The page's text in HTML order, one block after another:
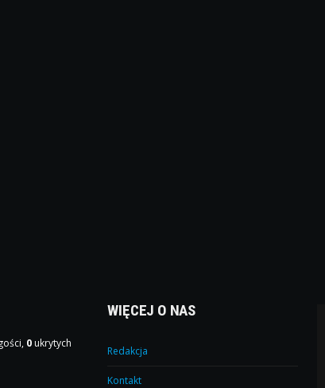
gości, 0 ukrytych
WIĘCEJ O NAS
Redakcja
Kontakt